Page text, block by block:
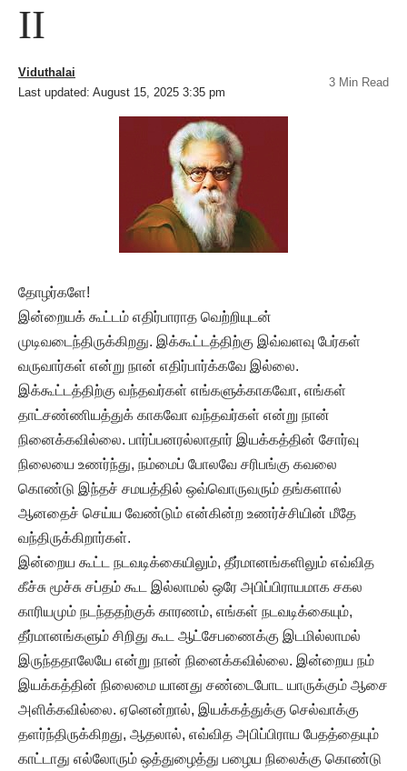
II
Last updated: August 15, 2025 3:35 pm
Viduthalai
3 Min Read
தோழர்களே!
இன்றையக் கூட்டம் எதிர்பாராத வெற்றியுடன்
முடிவடைந்திருக்கிறது. இக்கூட்டத்திற்கு இவ்வளவு பேர்கள்
வருவார்கள் என்று நான் எதிர்பார்க்கவே இல்லை.
இக்கூட்டத்திற்கு வந்தவர்கள் எங்களுக்காகவோ, எங்கள்
தாட்சண்ணியத்துக் காகவோ வந்தவர்கள் என்று நான்
நினைக்கவில்லை. பார்ப்பனரல்லாதார் இயக்கத்தின் சோர்வு
நிலையை உணர்ந்து, நம்மைப் போலவே சரிபங்கு கவலை
கொண்டு இந்தச் சமயத்தில் ஒவ்வொருவரும் தங்களால்
ஆனதைச் செய்ய வேண்டும் என்கின்ற உணர்ச்சியின் மீதே
வந்திருக்கிறார்கள்.
இன்றைய கூட்ட நடவடிக்கையிலும், தீர்மானங்களிலும் எவ்வித
கீச்சு மூச்சு சப்தம் கூட இல்லாமல் ஒரே அபிப்பிராயமாக சகல
காரியமும் நடந்ததற்குக் காரணம், எங்கள் நடவடிக்கையும்,
தீர்மானங்களும் சிறிது கூட ஆட்சேபணைக்கு இடமில்லாமல்
இருந்ததாலேயே என்று நான் நினைக்கவில்லை. இன்றைய நம்
இயக்கத்தின் நிலைமை யானது சண்டைபோட யாருக்கும் ஆசை
அளிக்கவில்லை. ஏனென்றால், இயக்கத்துக்கு செல்வாக்கு
தளர்ந்திருக்கிறது, ஆதலால், எவ்வித அபிப்பிராய பேதத்தையும்
காட்டாது எல்லோரும் ஒத்துழைத்து பழைய நிலைக்கு கொண்டு